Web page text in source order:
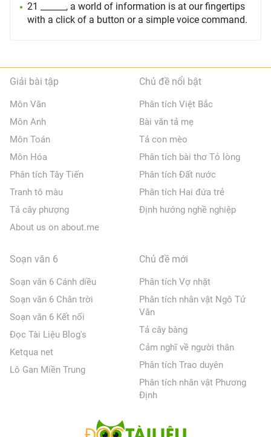
21 ______, a world of information is at our fingertips
with a click of a button or a simple voice command.
Giải bài tập
Môn Văn
Môn Anh
Môn Toán
Môn Hóa
Phân tích Tây Tiến
Tranh tô màu
Tả cây phượng
About us on about.me
Chủ đề nổi bật
Phân tích Việt Bắc
Bài văn tả mẹ
Tả con mèo
Phân tích bài thơ Tỏ lòng
Phân tích Đất nước
Phân tích Hai đứa trẻ
Định hướng nghề nghiệp
Soạn văn 6
Soạn văn 6 Cánh diều
Soạn văn 6 Chân trời
Soạn văn 6 Kết nối
Đọc Tài Liệu Blog's
Ketqua net
Lô Gan Miền Trung
Chủ đề mới
Phân tích Vợ nhặt
Phân tích nhân vật Ngô Tử
Văn
Tả cây bàng
Cảm nghĩ về người thân
Phân tích Trao duyên
Phân tích nhân vật Phương
Định